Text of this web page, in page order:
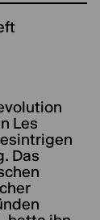
Les
Das